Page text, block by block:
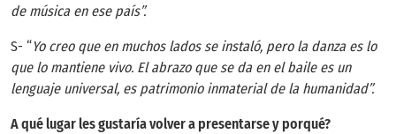
de música en ese país”.
S- “Yo creo que en muchos lados se instaló, pero la danza es lo
que lo mantiene vivo. El abrazo que se da en el baile es un
lenguaje universal, es patrimonio inmaterial de la humanidad”.
A qué lugar les gustaría volver a presentarse y porqué?